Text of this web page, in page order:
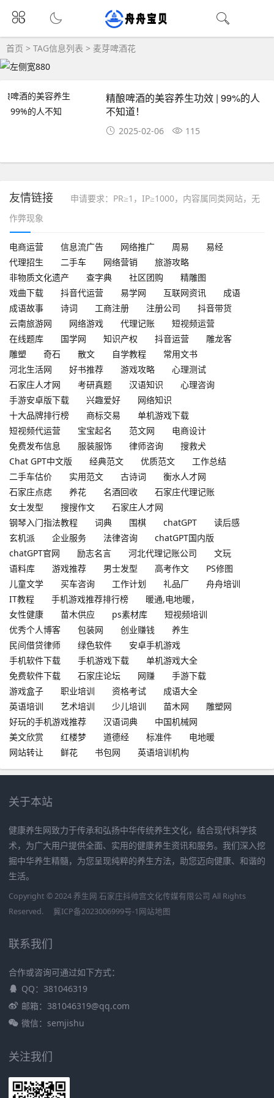
首页 > TAG信息列表 > 麦芽啤酒花
精酿啤酒的美容养生功效 | 99%的人
不知道！
2025-02-06 115
友情链接
申请要求：PR≥1，IP≥1000，内容属同类网站，无
作弊现象
电商运营 信息流广告 网络推广 周易
易经
代理招生
二手车 网络营销
旅游攻略
非物质文化遗产
查字典 社区团购
精雕图
戏曲下载
抖音代运营 易学网 互联网资讯
成语
成语故事
诗词 工商注册 注册公司
抖音带货
云南旅游网
网络游戏 代理记账
短视频运营
在线题库
国学网 知识产权 抖音运营
雕龙客
雕塑
奇石 散文 自学教程
常用文书
河北生活网
好书推荐 游戏攻略
心理测试
石家庄人才网
考研真题 汉语知识
心理咨询
手游安卓版下载
兴趣爱好
网络知识
十大品牌排行榜
商标交易
单机游戏下载
短视频代运营
宝宝起名 范文网
电商设计
免费发布信息
服装服饰 律师咨询
搜救犬
Chat GPT中文版
经典范文 优质范文
工作总结
二手车估价
实用范文 古诗词
衡水人才网
石家庄点痣
养花 名酒回收
石家庄代理记账
女士发型
搜搜作文
石家庄人才网
钢琴入门指法教程
词典 围棋 chatGPT
读后感
玄机派
企业服务 法律咨询
chatGPT国内版
chatGPT官网
励志名言 河北代理记账公司
文玩
语料库
游戏推荐 男士发型 高考作文
PS修图
儿童文学
买车咨询 工作计划 礼品厂
舟舟培训
IT教程
手机游戏推荐排行榜
暖通,电地暖，
女性健康
苗木供应 ps素材库
短视频培训
优秀个人博客
包装网 创业赚钱
养生
民间借贷律师
绿色软件
安卓手机游戏
手机软件下载
手机游戏下载
单机游戏大全
免费软件下载
石家庄论坛 网赚
手游下载
游戏盒子
职业培训 资格考试
成语大全
英语培训
艺术培训 少儿培训 苗木网
雕塑网
好玩的手机游戏推荐
汉语词典
中国机械网
美文欣赏
红楼梦 道德经 标准件
电地暖
网站转让
鲜花 书包网 英语培训机构
关于本站
健康养生网致力于传承和弘扬中华传统养生文化，结合现代科学技
术，为广大用户提供全面、实用的健康养生资讯和服务。我们深入挖
掘中华养生精髓，为您呈现纯粹的养生方法，助您迈向健康、和谐的
生活。
Copyright © 2024 养生网 石家庄抖帅宫文化传媒有限公司 All Rights
Reserved.
冀ICP备2023006999号-1网站地图
联系我们
合作或咨询可通过如下方式：
QQ：381046319
邮箱：381046319@qq.com
微信：semjishu
关注我们